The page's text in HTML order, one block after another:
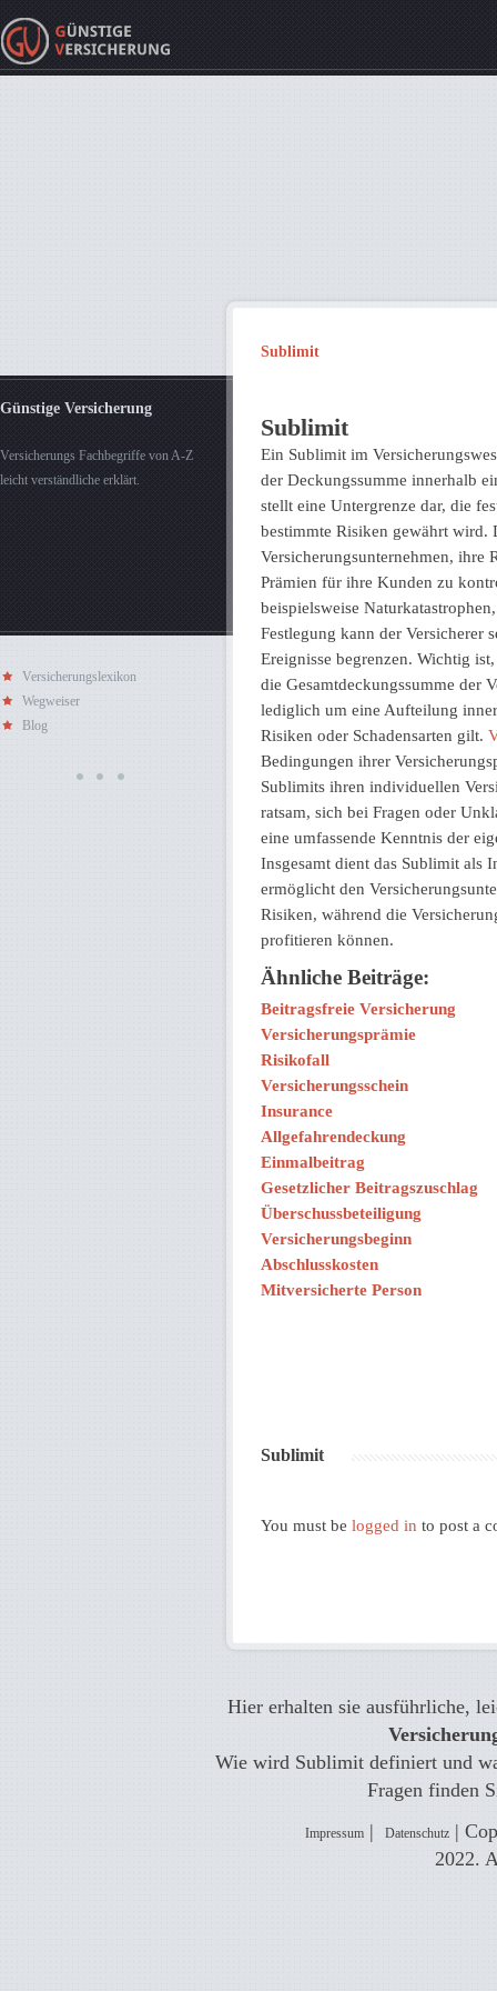
Günstige Versicherung
Versicherungs Fachbegriffe von A-Z
leicht verständliche erklärt.
Versicherungslexikon
Wegweiser
Blog
Sublimit
Sublimit
Ein Sublimit im
der Deckungssumme innerhalb
stellt eine Untergrenze dar, die
bestimmte Risiken gewährt wird.
Versicherungsunternehmen, ihre
Prämien für ihre Kunden zu
beispielsweise
Festlegung kann der Versicherer
Ereignisse begrenzen. Wichtig
die Gesamtdeckungssumme der
lediglich um eine Aufteilung
Risiken oder Schadensarten gilt.
Bedingungen ihrer
Sublimits ihren individuellen
ratsam, sich bei Fragen oder
eine umfassende Kenntnis der
Insgesamt dient das Sublimit als
ermöglicht den
Risiken, während die
profitieren können.
Ähnliche Beiträge:
Beitragsfreie Versicherung
Versicherungsprämie
Risikofall
Versicherungsschein
Insurance
Allgefahrendeckung
Einmalbeitrag
Gesetzlicher Beitragszuschlag
Überschussbeteiligung
Versicherungsbeginn
Abschlusskosten
Mitversicherte Person
Sublimit
You must be logged in to post a
Hier erhalten sie ausführliche,
Wie wird Sublimit definiert und
Fragen finden
Impressum| Datenschutz|
2022.